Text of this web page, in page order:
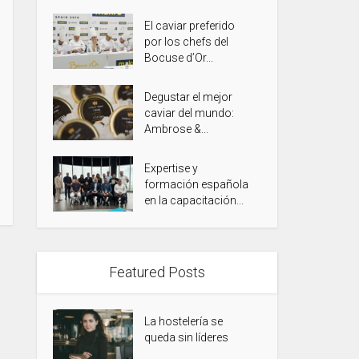
El caviar preferido
por los chefs del
Bocuse d’Or...
Degustar el mejor
caviar del mundo:
Ambrose &...
Expertise y
formación española
en la capacitación...
Featured Posts
La hostelería se
queda sin líderes